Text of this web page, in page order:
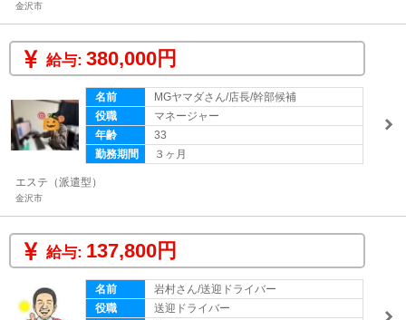
金沢市
給与: 380,000円
名前
MGヤマダさん/店長/幹部候補
役職
マネージャー
年齢
33
勤務期間
３ヶ月
エステ（派遣型）
金沢市
給与: 137,800円
名前
岩村さん/送迎ドライバー
役職
送迎ドライバー